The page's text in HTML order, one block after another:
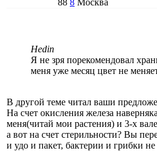
Hedin
Я не зря порекомендовал
меня уже месяц цвет не
В другой теме читал ваши
На счет окисления железа
меня(читай мои растения) и 3-х
а вот на счет стерильности? Вы
и удо и пакет, бактерии и грибки не